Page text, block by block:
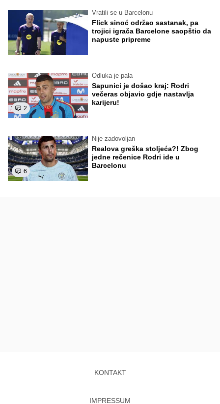
Vratili se u Barcelonu
Flick sinoć održao sastanak, pa
trojici igrača Barcelone saopštio da
napuste pripreme
2
Odluka je pala
Sapunici je došao kraj: Rodri
večeras objavio gdje nastavlja
karijeru!
6
Nije zadovoljan
Realova greška stoljeća?! Zbog
jedne rečenice Rodri ide u
Barcelonu
KONTAKT
IMPRESSUM